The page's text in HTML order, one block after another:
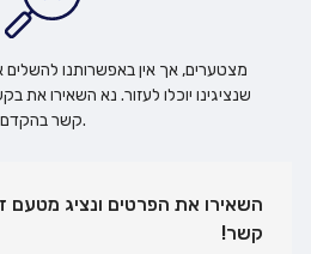
מצטערים, אך אין באפשרותנו להשלים
שנציגינו יוכלו לעזור. נא השאירו את
קשר בהקדם.
קשר!